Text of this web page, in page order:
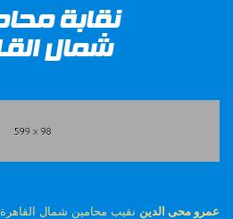
عمرو محى الدين نقيب محامين شمال القاهرة